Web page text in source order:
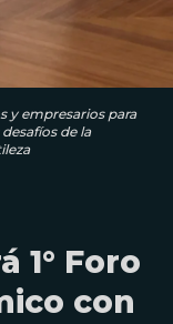
y empresarios para
de la
1° Foro
con